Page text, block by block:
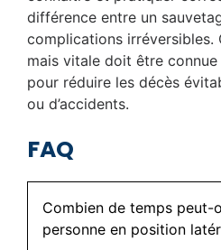
différence entre un
complications irréversibles.
mais vitale doit être
pour réduire les décès
ou d’accidents.
FAQ
Combien de temps peut-
personne en position